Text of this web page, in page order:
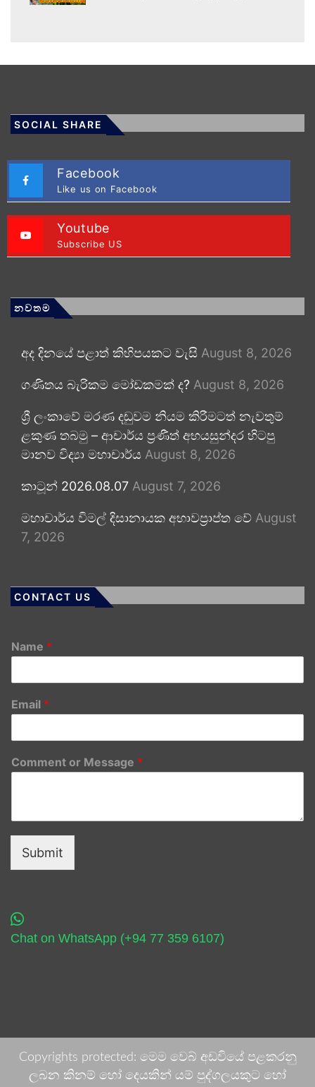
SOCIAL SHARE
Facebook
Like us on Facebook
Youtube
Subscribe US
නවතම
අද දිනයේ පළාත් කිහිපයකට වැසි August 8, 2026
ගණිතය බැරිකම මෝඩකමක් ද? August 8, 2026
ශ්‍රී ලංකාවේ මරණ දඬුවම නියම කිරීමටත් නැවතුම්
ළකුණ තබමු – ආචාර්ය ප්‍රණීත් අභයසුන්දර හිටපු
මානව විද්‍යා මහාචාර්ය August 8, 2026
කාටූන් 2026.08.07 August 7, 2026
මහාචාර්ය විමල් දිසානායක අභාවප්‍රාප්ත වේ August
7, 2026
CONTACT US
Name *
Email *
Comment or Message *
Submit
Chat on WhatsApp (+94 77 359 6107)
Copyrights protected: මෙම වෙබ් අඩවියේ පළකරනු
ලබන කිනම් හෝ දෙයකින් යම් පුද්ගලයකුට හෝ